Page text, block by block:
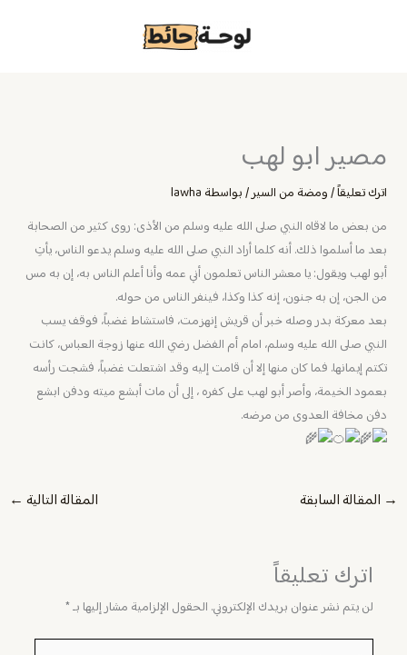
مصير ابو لهب
اترك تعليقاً/ومضة من السير/ بواسطة lawha
من بعض ما لاقاه النبي صلى الله عليه وسلم من الأذى: روى كثير من الصحابة
بعد ما أسلموا ذلك. أنه كلما أراد النبي صلى الله عليه وسلم يدعو الناس، يأتِ
أبو لهب ويقول: يا معشر الناس تعلمون أني عمه وأنا أعلم الناس به، إن به مس
من الجن، إن به جنون، إنه كذا وكذا، فينفر الناس من حوله.
بعد معركة بدر وصله خبر أن قريش إنهزمت، فاستشاط غضباً، فوقف يسب
النبي صلى الله عليه وسلم، امام أم الفضل رضي الله عنها زوجة العباس، كانت
تكتم إيمانها. فما كان منها إلا أن قامت إليه وقد اشتعلت غضباً، فشجت رأسه
بعمود الخيمة، وأصر أبو لهب على كفره ، إلى أن مات أبشع ميته ودفن ابشع
دفن مخافة العدوى من مرضه.
→ المقالة السابقة المقالة التالية ←
اترك تعليقاً
لن يتم نشر عنوان بريدك الإلكتروني. الحقول الإلزامية مشار إليها بـ*